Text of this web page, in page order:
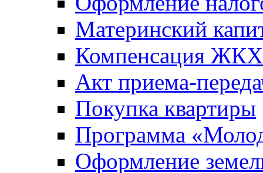
Материнский
Компенсация ЖКХ
Акт приема-
Покупка квартиры
Программа
Оформление